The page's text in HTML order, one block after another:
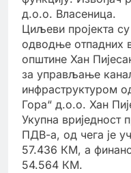
д.о.о. Власеница.
Циљеви пројекта
одводње отпадних
општине Хан
за управљање
инфраструктуром
Гора“ д.о.о. Хан
Укупна вриједност
ПДВ-а, од чега је
57.436 КМ, а
54.564 КМ.